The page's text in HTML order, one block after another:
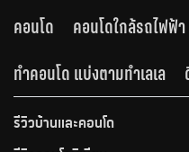
คอนโด
คอนโดใกล้รถไฟฟ้
ทำคอนโด แบ่งตามทำเลเล
รีวิวบ้านและคอนโด